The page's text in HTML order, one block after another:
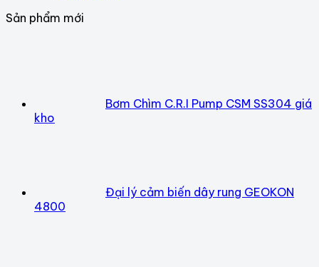
Sản phẩm mới
Bơm Chìm C.R.I Pump CSM SS304 giá
kho
Đại lý cảm biến dây rung GEOKON
4800